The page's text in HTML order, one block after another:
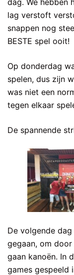
lag verstoft
snappen nog
BESTE spel ooit!
Op donderdag
spelen, dus zijn
was niet een
tegen elkaar
De spannende
De volgende
gegaan, om
gaan kanoën. In
games gespeeld